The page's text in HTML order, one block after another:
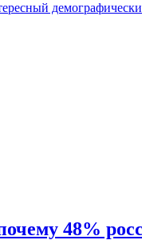
48%